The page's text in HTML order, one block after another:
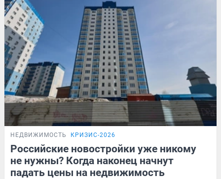
НЕДВИЖИМОСТЬ КРИЗИС-2026
Российские новостройки уже никому
не нужны? Когда наконец начнут
падать цены на недвижимость